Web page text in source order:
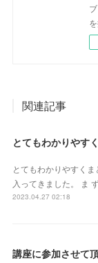
関連記事
とてもわかりやすく
入ってきました。 ま
2023.04.27 02:18